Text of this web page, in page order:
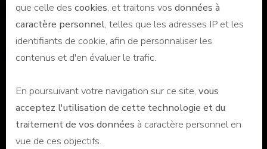
que celle des cookies, et traitons vos données à
caractère personnel, telles que les adresses IP et les
identifiants de cookie, afin de personnaliser les
contenus et d'en évaluer le trafic.
En poursuivant votre navigation sur ce site, vous
acceptez l'utilisation de cette technologie et du
traitement de vos données à caractère personnel en
vue de ces objectifs.